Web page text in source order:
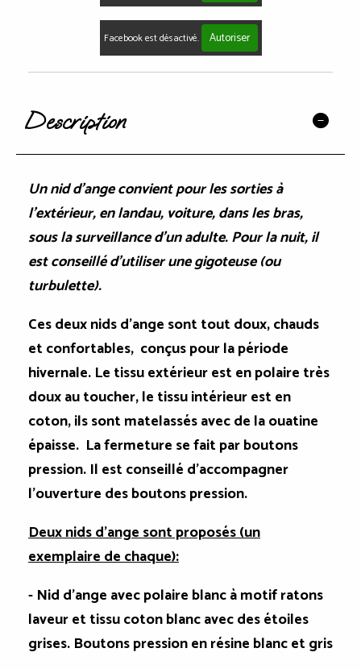
Facebook est désactivé. Autoriser
Description
Un nid d'ange convient pour les sorties à
l'extérieur, en landau, voiture, dans les bras,
sous la surveillance d'un adulte. Pour la nuit, il
est conseillé d'utiliser une gigoteuse (ou
turbulette).
Ces deux nids d'ange sont tout doux, chauds
et confortables, conçus pour la période
hivernale. Le tissu extérieur est en polaire très
doux au toucher, le tissu intérieur est en
coton, ils sont matelassés avec de la ouatine
épaisse. La fermeture se fait par boutons
pression. Il est conseillé d'accompagner
l'ouverture des boutons pression.
Deux nids d'ange sont proposés (un
exemplaire de chaque):
- Nid d'ange avec polaire blanc à motif ratons
laveuret tissu coton blanc avec des étoiles
grises. Boutons pression en résine blanc et gris